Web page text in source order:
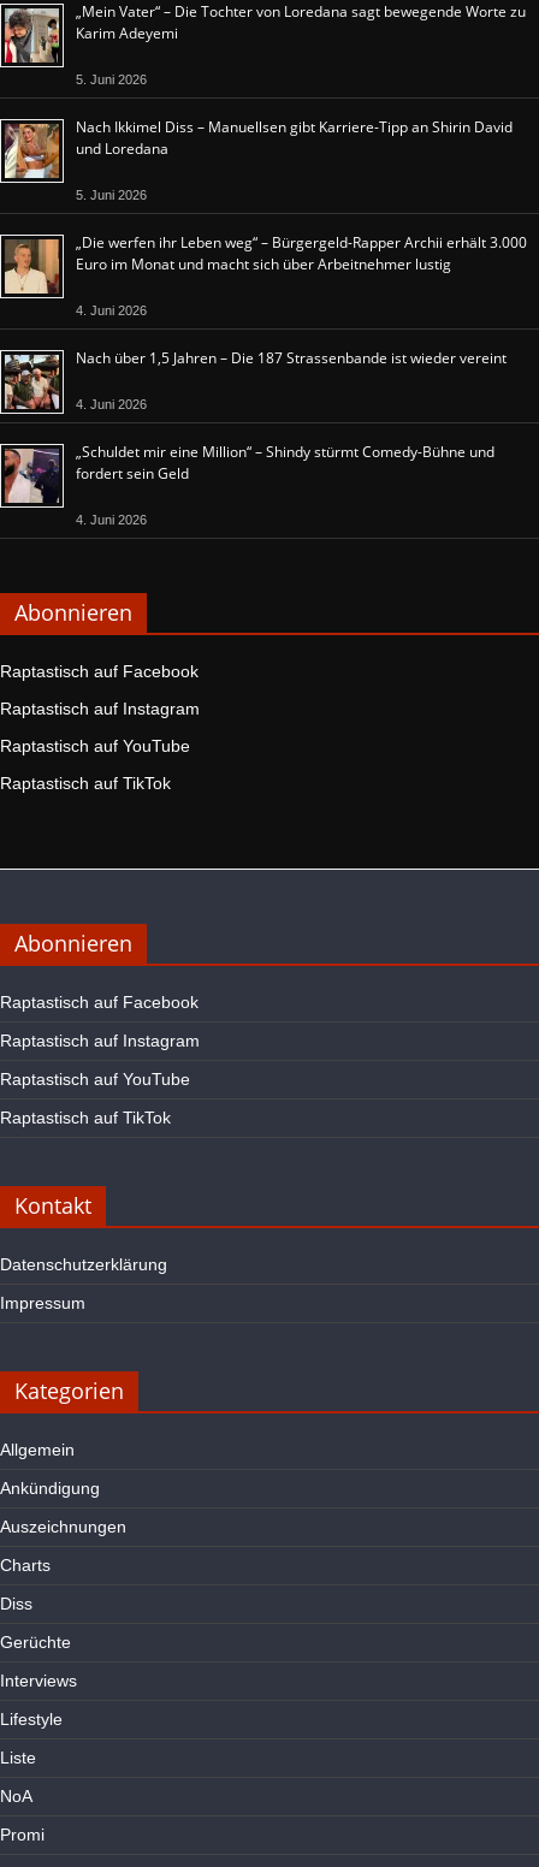
„Mein Vater“ – Die Tochter von Loredana sagt bewegende Worte zu
Karim Adeyemi
5. Juni 2026
Nach Ikkimel Diss – Manuellsen gibt Karriere-Tipp an Shirin David
und Loredana
5. Juni 2026
„Die werfen ihr Leben weg“ – Bürgergeld-Rapper Archii erhält 3.000
Euro im Monat und macht sich über Arbeitnehmer lustig
4. Juni 2026
Nach über 1,5 Jahren – Die 187 Strassenbande ist wieder vereint
4. Juni 2026
„Schuldet mir eine Million“ – Shindy stürmt Comedy-Bühne und
fordert sein Geld
4. Juni 2026
Abonnieren
Raptastisch auf Facebook
Raptastisch auf Instagram
Raptastisch auf YouTube
Raptastisch auf TikTok
Abonnieren
Raptastisch auf Facebook
Raptastisch auf Instagram
Raptastisch auf YouTube
Raptastisch auf TikTok
Kontakt
Datenschutzerklärung
Impressum
Kategorien
Allgemein
Ankündigung
Auszeichnungen
Charts
Diss
Gerüchte
Interviews
Lifestyle
Liste
NoA
Promi